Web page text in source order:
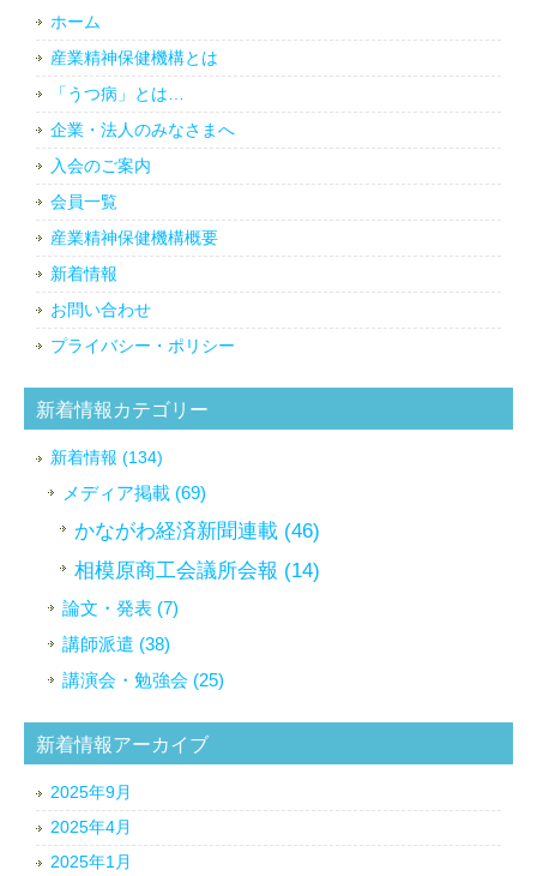
ホーム
産業精神保健機構とは
「うつ病」とは…
企業・法人のみなさまへ
入会のご案内
会員一覧
産業精神保健機構概要
新着情報
お問い合わせ
プライバシー・ポリシー
新着情報カテゴリー
新着情報 (134)
メディア掲載 (69)
かながわ経済新聞連載 (46)
相模原商工会議所会報 (14)
論文・発表 (7)
講師派遣 (38)
講演会・勉強会 (25)
新着情報アーカイブ
2025年9月
2025年4月
2025年1月